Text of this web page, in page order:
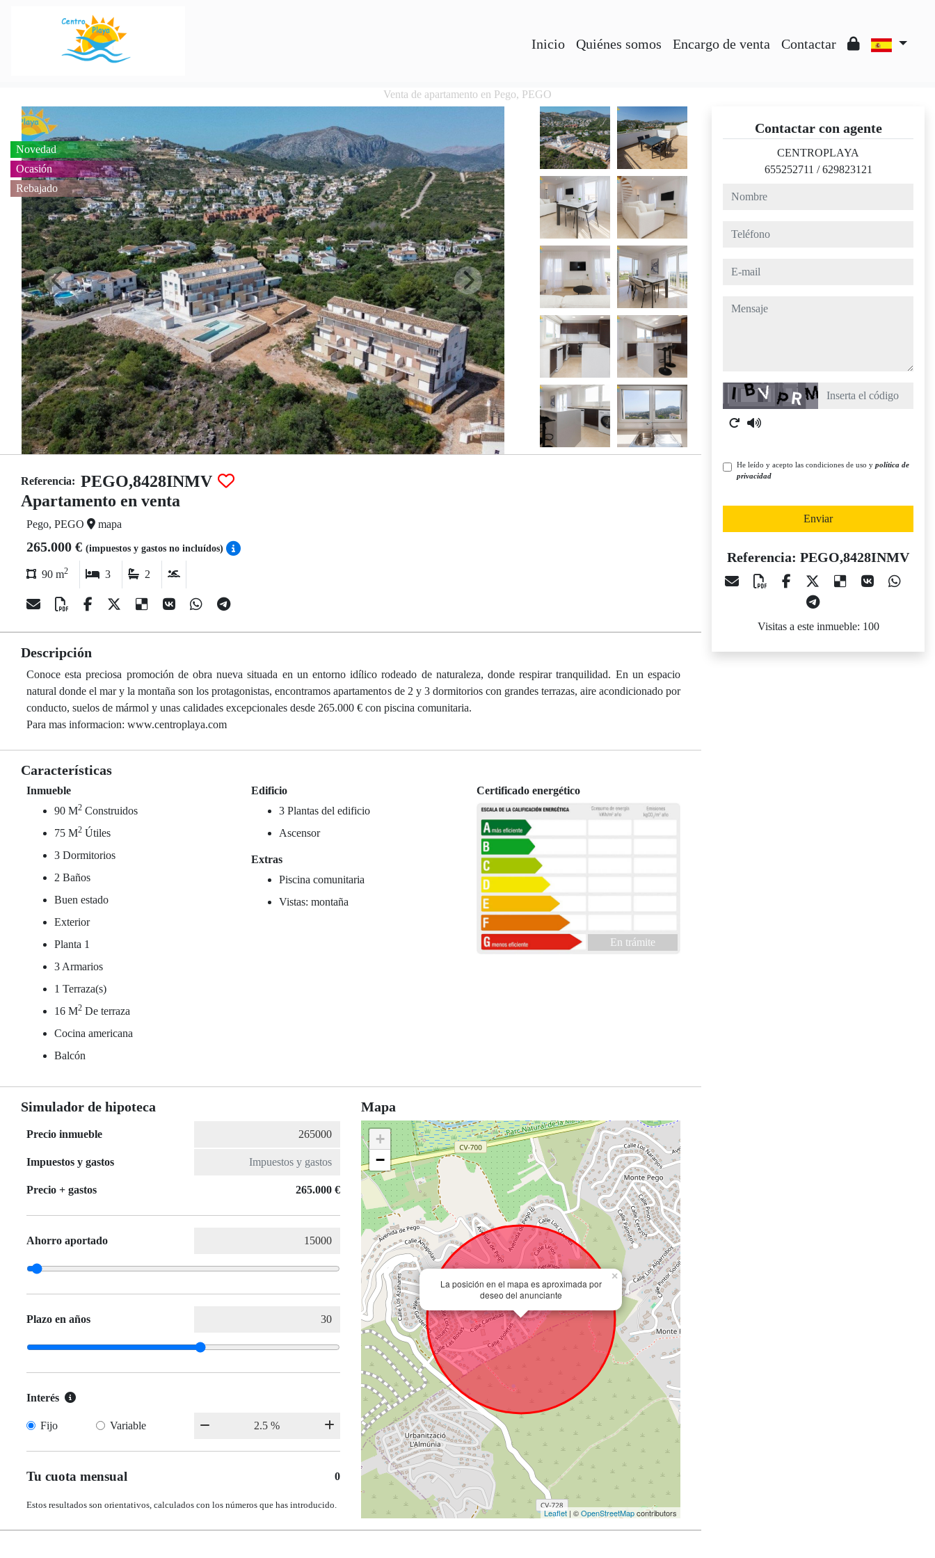
Inicio Quiénes somos Encargo de venta Contactar
Venta de apartamento en Pego, PEGO
Novedad
Ocasión
Rebajado
Referencia: PEGO,8428INMV
Apartamento en venta
Pego, PEGO mapa
265.000 € (impuestos y gastos no incluídos)
90 m2 3 2
Descripción
Conoce esta preciosa promoción de obra nueva situada en un entorno idílico rodeado de naturaleza, donde respirar tranquilidad. En un espacio
natural donde el mar y la montaña son los protagonistas, encontramos apartamentos de 2 y 3 dormitorios con grandes terrazas, aire acondicionado por
conducto, suelos de mármol y unas calidades excepcionales desde 265.000 € con piscina comunitaria.
Para mas informacion: www.centroplaya.com
Características
Inmueble
90 M2 Construidos
75 M2 Útiles
3 Dormitorios
2 Baños
Buen estado
Exterior
Planta 1
3 Armarios
1 Terraza(s)
16 M2 De terraza
Cocina americana
Balcón
Edificio
3 Plantas del edificio
Ascensor
Extras
Piscina comunitaria
Vistas: montaña
Certificado energético
En trámite
Simulador de hipoteca
Precio inmueble
Impuestos y gastos
Precio + gastos 265.000 €
Ahorro aportado
Plazo en años
Interés
Fijo Variable
Tu cuota mensual 0
Estos resultados son orientativos, calculados con los números que has introducido.
Mapa
La posición en el mapa es aproximada por
deseo del anunciante
×
+
−
Leaflet | ©OpenStreetMapcontributors
Contactar con agente
CENTROPLAYA
655252711 /629823121
nombre
teléfono
e-mail
mensaje
Captcha
He leído y acepto las condiciones de uso y política de
privacidad
Enviar
Referencia: PEGO,8428INMV
Visitas a este inmueble: 100